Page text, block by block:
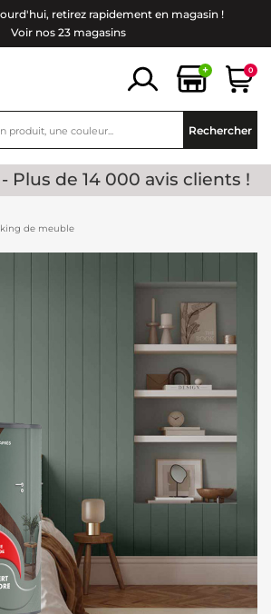
retirez rapidement en magasin !
Voir nos 23 magasins
+ 0
Rechercher
5 - Plus de 14 000 avis clients !
de meuble